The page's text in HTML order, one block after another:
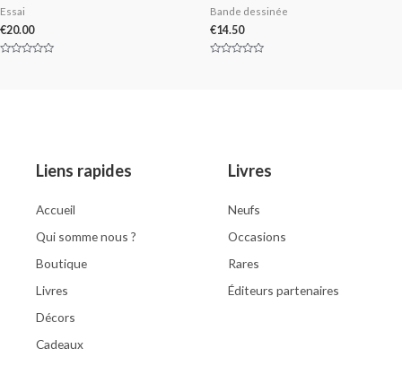
Essai
€20.00
Bande dessinée
€14.50
Liens rapides
Accueil
Qui somme nous ?
Boutique
Livres
Décors
Cadeaux
Livres
Neufs
Occasions
Rares
Éditeurs partenaires